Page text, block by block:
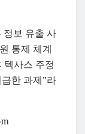
정보 유출 사
통제 체계
텍사스 주정
한 과제”라